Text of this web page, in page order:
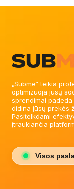
„Subme“ teikia
optimizuoja jūsų
sprendimai
didina jūsų prekės
Pasitelkdami
įtraukiančia
Visos